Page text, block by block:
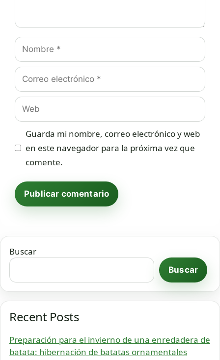
Nombre
Correo
electrónico
Web
Guarda mi nombre, correo electrónico y web
en este navegador para la próxima vez que
comente.
Buscar
Buscar
Recent Posts
Preparación para el invierno de una enredadera de
batata: hibernación de batatas ornamentales